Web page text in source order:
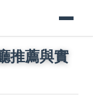
推薦與實